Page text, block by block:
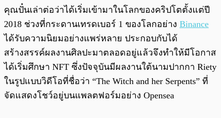
คุณปั๋นเล่าต่อว่าได้เริ่มเข้ามาในโลกของคริปโตตั้งแต่ปี
2018 ช่วงที่กระดานเทรดเบอร์ 1 ของโลกอย่าง Binance
ได้รับความนิยมอย่างแพร่หลาย ประกอบกับได้
สร้างสรรค์ผลงานศิลปะมาตลอดอยู่แล้วจึงทำให้มีโอกาส
ได้เริ่มศึกษา NFT ซึ่งปัจจุบันมีผลงานใต้นามปากกา Riety
ในรูปแบบวิดีโอที่ชื่อว่า “The Witch and her Serpents” ที่
จัดแสดงโชว์อยู่บนแพลตฟอร์มอย่าง Opensea